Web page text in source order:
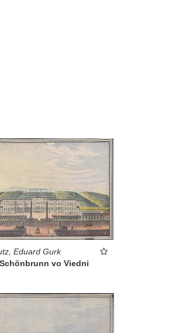
Eduard Gurk
vo Viedni